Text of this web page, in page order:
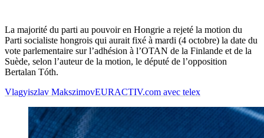
La majorité du parti au pouvoir en Hongrie a rejeté la motion du
Parti socialiste hongrois qui aurait fixé à mardi (4 octobre) la date du
vote parlementaire sur l’adhésion à l’OTAN de la Finlande et de la
Suède, selon l’auteur de la motion, le député de l’opposition
Bertalan Tóth.
Vlagyiszlav MakszimovEURACTIV.com avec telex